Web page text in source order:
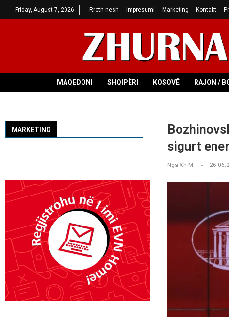
Friday, August 7, 2026 Rreth nesh Impresumi Marketing Kontakt
MAQEDONI SHQIPËRI KOSOVË RAJON /
sigurt
Nga Xh M
MARKETING